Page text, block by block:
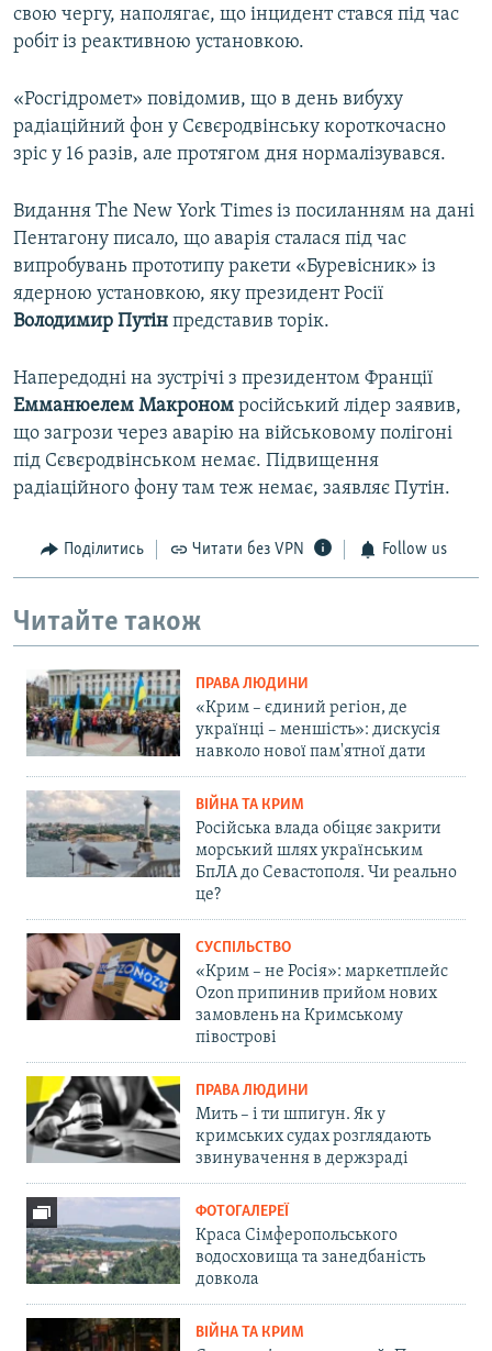
свою чергу, наполягає, що інцидент стався під час
робіт із реактивною установкою.
«Росгідромет» повідомив, що в день вибуху
радіаційний фон у Сєвєродвінську короткочасно
зріс у 16 разів, але протягом дня нормалізувався.
Видання The New York Times із посиланням на дані
Пентагону писало, що аварія сталася під час
випробувань прототипу ракети «Буревісник» із
ядерною установкою, яку президент Росії
Володимир Путін представив торік.
Напередодні на зустрічі з президентом Франції
Емманюелем Макроном російський лідер заявив,
що загрози через аварію на військовому полігоні
під Сєвєродвінськом немає. Підвищення
радіаційного фону там теж немає, заявляє Путін.
Поділитись Читати без VPN Follow us
Читайте також
ПРАВА ЛЮДИНИ
«Крим – єдиний регіон, де
українці – меншість»: дискусія
навколо нової пам'ятної дати
ВІЙНА ТА КРИМ
Російська влада обіцяє закрити
морський шлях українським
БпЛА до Севастополя. Чи реально
це?
СУСПІЛЬСТВО
«Крим – не Росія»: маркетплейс
Ozon припинив прийом нових
замовлень на Кримському
півострові
ПРАВА ЛЮДИНИ
Мить – і ти шпигун. Як у
кримських судах розглядають
звинувачення в держзраді
ФОТОГАЛЕРЕЇ
Краса Сімферопольського
водосховища та занедбаність
довкола
ВІЙНА ТА КРИМ